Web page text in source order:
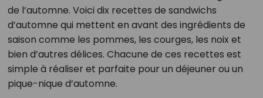
de l’automne. Voici dix recettes de sandwichs
d’automne qui mettent en avant des ingrédients de
saison comme les pommes, les courges, les noix et
bien d’autres délices. Chacune de ces recettes est
simple à réaliser et parfaite pour un déjeuner ou un
pique-nique d’automne.